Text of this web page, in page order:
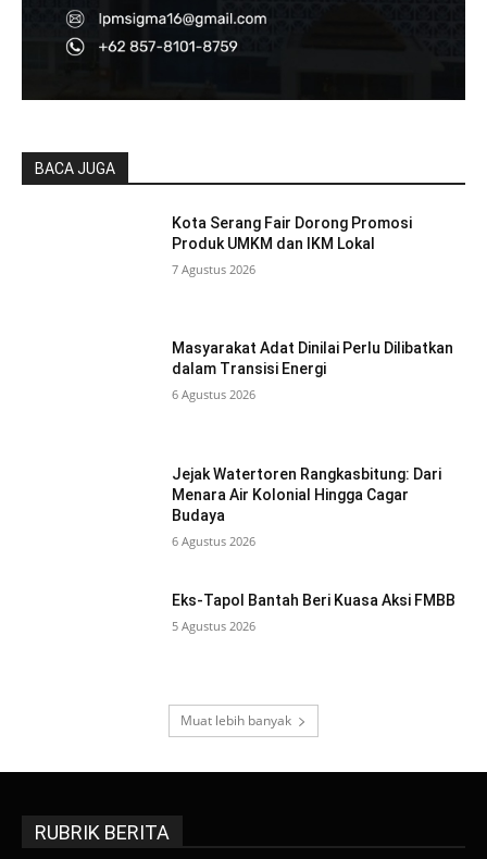
BACA JUGA
Kota Serang Fair Dorong Promosi
Produk UMKM dan IKM Lokal
7 Agustus 2026
Masyarakat Adat Dinilai Perlu Dilibatkan
dalam Transisi Energi
6 Agustus 2026
Jejak Watertoren Rangkasbitung: Dari
Menara Air Kolonial Hingga Cagar
Budaya
6 Agustus 2026
Eks-Tapol Bantah Beri Kuasa Aksi FMBB
5 Agustus 2026
Muat lebih banyak
RUBRIK BERITA